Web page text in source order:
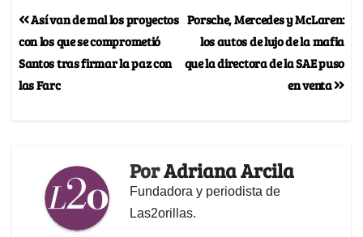
Porsche, Mercedes y McLaren:
los autos de lujo de la mafia
que la directora de la SAE puso
en venta
Así van de mal los proyectos
con los que se comprometió
Santos tras firmar la paz con
las Farc
PorAdriana Arcila
Fundadora y periodista de
Las2orillas.